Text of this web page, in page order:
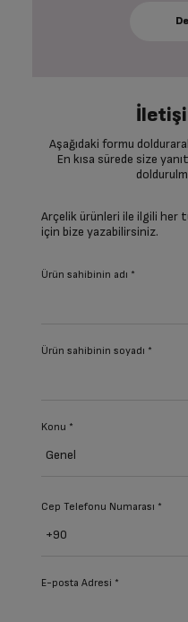
Aşağıdaki formu
En kısa sürede size
Arçelik ürünleri ile ilgili her
için bize yazabilirsiniz.
Ürün sahibinin adı *
Ürün sahibinin soyadı *
Konu *
Cep Telefonu Numarası *
E-posta Adresi *